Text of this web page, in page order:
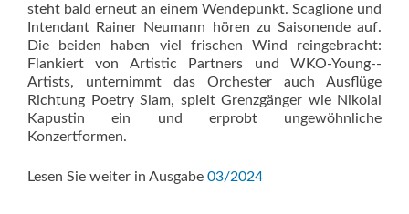
steht bald erneut an einem Wendepunkt. Scaglione und
Intendant Rainer Neumann hören zu Saisonende auf.
Die beiden haben viel frischen Wind reingebracht:
Flankiert von Artistic Partners und WKO-Young-­
Artists, unternimmt das Orchester auch Ausflüge
Richtung Poetry Slam, spielt Grenzgänger wie ­Nikolai
Kapustin ein und erprobt ungewöhnliche
Konzertformen.
Lesen Sie weiter in Ausgabe 03/2024